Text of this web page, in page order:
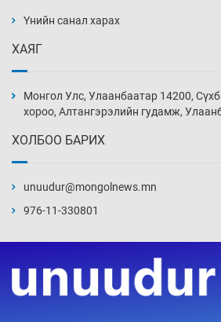
нэмэгджээ
10 цаг 54 мин
11 цаг 24 мин
11 цаг 54 мин
Үнийн санал харах
ХАЯГ
Монгол Улс, Улаанбаатар 14200,
хороо, Алтангэрэлийн гудамж,
ХОЛБОО БАРИХ
unuudur@mongolnews.mn
976-11-330801